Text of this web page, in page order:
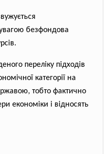
безфондова
переліку підходів
категорії на
тобто фактично
економіки і відносять